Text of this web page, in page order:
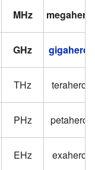
MHz
GHz
THz
terahercio
PHz
petahercio
EHz
exahercio